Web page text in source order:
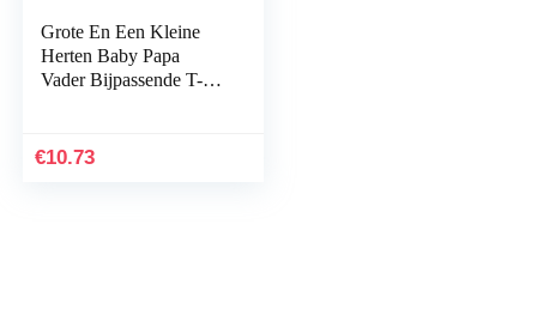
Grote En Een Kleine
Herten Baby Papa
Vader Bijpassende T-
€10.73